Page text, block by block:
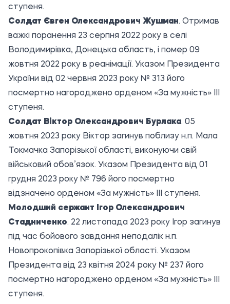
ступеня.
Солдат Євген Олександрович Жушман. Отримав
важкі поранення 23 серпня 2022 року в селі
Володимирівка, Донецька область, і помер 09
жовтня 2022 року в реанімації. Указом Президента
України від 02 червня 2023 року № 313 його
посмертно нагороджено орденом «За мужність» ІІІ
ступеня.
Солдат Віктор Олександрович Бурлака. 05
жовтня 2023 року Віктор загинув поблизу н.п. Мала
Токмачка Запорізької області, виконуючи свій
військовий обов’язок. Указом Президента від 01
грудня 2023 року № 796 його посмертно
відзначено орденом «За мужність» ІІІ ступеня.
Молодший сержант Ігор Олександрович
Стадниченко. 22 листопада 2023 року Ігор загинув
під час бойового завдання неподалік н.п.
Новопрокопівка Запорізької області. Указом
Президента від 23 квітня 2024 року № 237 його
посмертно нагороджено орденом «За мужність» ІІІ
ступеня.